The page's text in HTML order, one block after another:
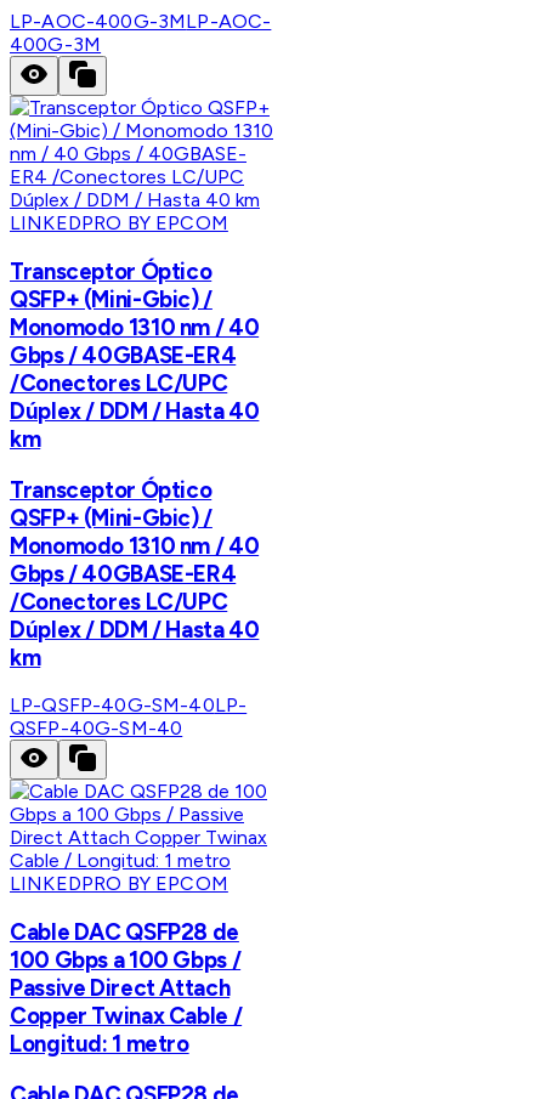
LP-AOC-400G-3MLP-AOC-
400G-3M
LINKEDPRO BY EPCOM
Transceptor Óptico
QSFP+ (Mini-Gbic) /
Monomodo 1310 nm / 40
Gbps / 40GBASE-ER4
/Conectores LC/UPC
Dúplex / DDM / Hasta 40
km
Transceptor Óptico
QSFP+ (Mini-Gbic) /
Monomodo 1310 nm / 40
Gbps / 40GBASE-ER4
/Conectores LC/UPC
Dúplex / DDM / Hasta 40
km
LP-QSFP-40G-SM-40LP-
QSFP-40G-SM-40
LINKEDPRO BY EPCOM
Cable DAC QSFP28 de
100 Gbps a 100 Gbps /
Passive Direct Attach
Copper Twinax Cable /
Longitud: 1 metro